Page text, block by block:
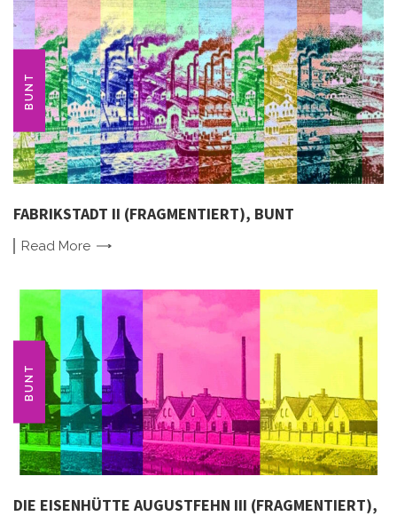
BUNT
FABRIKSTADT II (FRAGMENTIERT), BUNT
Read More
BUNT
DIE EISENHÜTTE AUGUSTFEHN III (FRAGMENTIERT),